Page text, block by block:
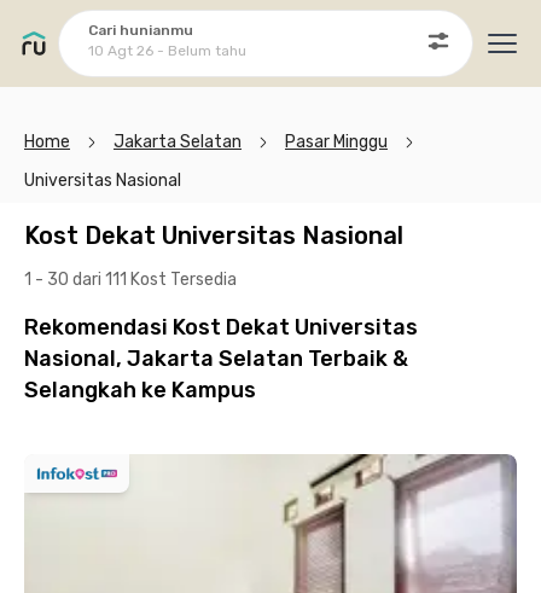
Cari hunianmu
10 Agt 26 - Belum tahu
Home Jakarta Selatan
Pasar Minggu
Universitas Nasional
Kost Dekat Universitas Nasional
1 - 30 dari 111 Kost Tersedia
Rekomendasi Kost Dekat Universitas
Nasional, Jakarta Selatan Terbaik &
Selangkah ke Kampus